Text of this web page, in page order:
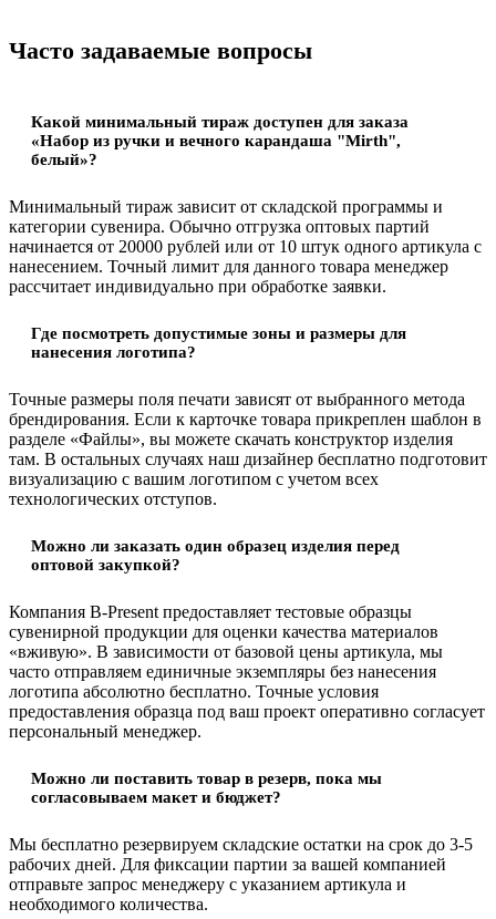
Часто задаваемые вопросы
Какой минимальный тираж доступен для заказа
«Набор из ручки и вечного карандаша "Mirth",
белый»?
Минимальный тираж зависит от складской программы и
категории сувенира. Обычно отгрузка оптовых партий
начинается от 20000 рублей или от 10 штук одного артикула с
нанесением. Точный лимит для данного товара менеджер
рассчитает индивидуально при обработке заявки.
Где посмотреть допустимые зоны и размеры для
нанесения логотипа?
Точные размеры поля печати зависят от выбранного метода
брендирования. Если к карточке товара прикреплен шаблон в
разделе «Файлы», вы можете скачать конструктор изделия
там. В остальных случаях наш дизайнер бесплатно подготовит
визуализацию с вашим логотипом с учетом всех
технологических отступов.
Можно ли заказать один образец изделия перед
оптовой закупкой?
Компания B-Present предоставляет тестовые образцы
сувенирной продукции для оценки качества материалов
«вживую». В зависимости от базовой цены артикула, мы
часто отправляем единичные экземпляры без нанесения
логотипа абсолютно бесплатно. Точные условия
предоставления образца под ваш проект оперативно согласует
персональный менеджер.
Можно ли поставить товар в резерв, пока мы
согласовываем макет и бюджет?
Мы бесплатно резервируем складские остатки на срок до 3-5
рабочих дней. Для фиксации партии за вашей компанией
отправьте запрос менеджеру с указанием артикула и
необходимого количества.